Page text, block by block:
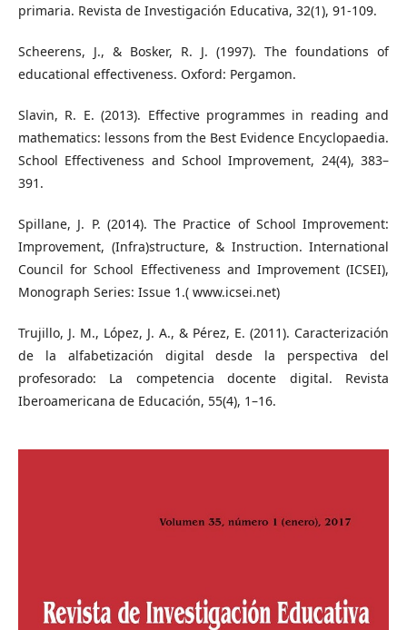
primaria. Revista de Investigación Educativa, 32(1), 91-109.
Scheerens, J., & Bosker, R. J. (1997). The foundations of
educational effectiveness. Oxford: Pergamon.
Slavin, R. E. (2013). Effective programmes in reading and
mathematics: lessons from the Best Evidence Encyclopaedia.
School Effectiveness and School Improvement, 24(4), 383–
391.
Spillane, J. P. (2014). The Practice of School Improvement:
Improvement, (Infra)structure, & Instruction. International
Council for School Effectiveness and Improvement (ICSEI),
Monograph Series: Issue 1.( www.icsei.net)
Trujillo, J. M., López, J. A., & Pérez, E. (2011). Caracterización
de la alfabetización digital desde la perspectiva del
profesorado: La competencia docente digital. Revista
Iberoamericana de Educación, 55(4), 1–16.